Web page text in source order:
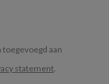
aan
statement.